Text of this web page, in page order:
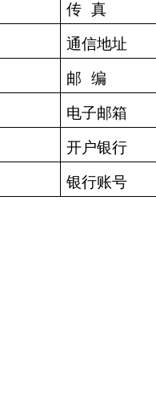
传 真
通信地址
邮 编
电子邮箱
开户银行
银行账号